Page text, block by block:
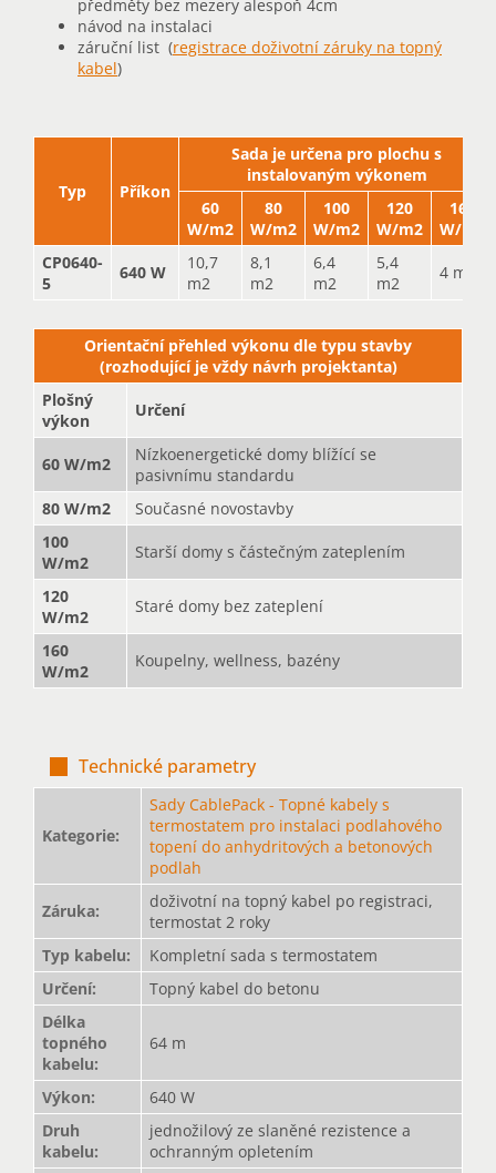
předměty bez mezery alespoň 4cm
návod na instalaci
záruční list (registrace doživotní záruky na topný
kabel)
Typ Příkon
Sada je určena pro plochu s
instalovaným výkonem
60
W/m2
80
W/m2
100
W/m2
120
W/m2
160
W/m2
CP0640-
5
640 W
10,7
m2
8,1
m2
6,4
m2
5,4
m2
4 m2
Orientační přehled výkonu dle typu stavby
(rozhodující je vždy návrh projektanta)
Plošný
výkon
Určení
60 W/m2
Nízkoenergetické domy blížící se
pasivnímu standardu
80 W/m2
Současné novostavby
100
W/m2
Starší domy s částečným zateplením
120
W/m2
Staré domy bez zateplení
160
W/m2
Koupelny, wellness, bazény
Technické parametry
Kategorie:
Sady CablePack - Topné kabely s
termostatem pro instalaci podlahového
topení do anhydritových a betonových
podlah
Záruka:
doživotní na topný kabel po registraci,
termostat 2 roky
Typ kabelu:
Kompletní sada s termostatem
Určení:
Topný kabel do betonu
Délka
topného
kabelu:
64 m
Výkon:
640 W
Druh
kabelu:
jednožilový ze slaněné rezistence a
ochranným opletením